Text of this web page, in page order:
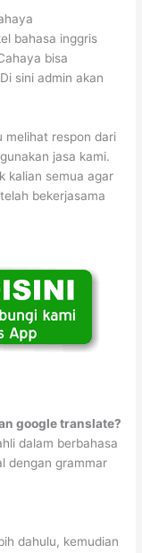
bahasa inggris
bisa
sini admin akan
melihat respon dari
jasa kami.
kalian semua agar
bekerjasama
google translate?
dalam berbahasa
dengan grammar
dahulu, kemudian